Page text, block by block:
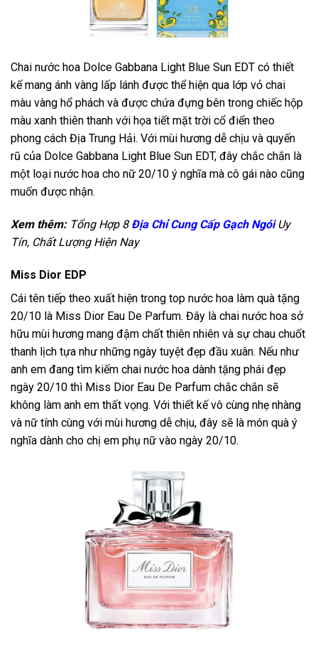
Chai nước hoa Dolce Gabbana Light Blue Sun EDT có thiết
kế mang ánh vàng lấp lánh được thể hiện qua lớp vỏ chai
màu vàng hổ phách và được chứa đựng bên trong chiếc hộp
màu xanh thiên thanh với họa tiết mặt trời cổ điển theo
phong cách Địa Trung Hải. Với mùi hương dễ chịu và quyến
rũ của Dolce Gabbana Light Blue Sun EDT, đây chắc chắn là
một loại nước hoa cho nữ 20/10 ý nghĩa mà cô gái nào cũng
muốn được nhận.
Xem thêm: Tổng Hợp 8 Địa Chỉ Cung Cấp Gạch Ngói Uy
Tín, Chất Lượng Hiện Nay
Miss Dior EDP
Cái tên tiếp theo xuất hiện trong top nước hoa làm quà tặng
20/10 là Miss Dior Eau De Parfum. Đây là chai nước hoa sở
hữu mùi hương mang đậm chất thiên nhiên và sự chau chuốt
thanh lịch tựa như những ngày tuyệt đẹp đầu xuân. Nếu như
anh em đang tìm kiếm chai nước hoa dành tặng phái đẹp
ngày 20/10 thì Miss Dior Eau De Parfum chắc chắn sẽ
không làm anh em thất vọng. Với thiết kế vô cùng nhẹ nhàng
và nữ tính cùng với mùi hương dễ chịu, đây sẽ là món quà ý
nghĩa dành cho chị em phụ nữ vào ngày 20/10.